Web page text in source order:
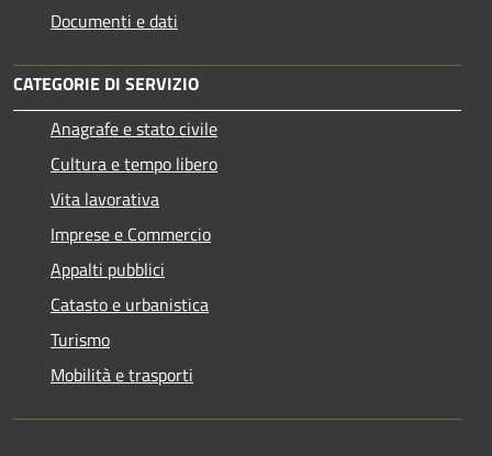
Documenti e dati
CATEGORIE DI SERVIZIO
Anagrafe e stato civile
Cultura e tempo libero
Vita lavorativa
Imprese e Commercio
Appalti pubblici
Catasto e urbanistica
Turismo
Mobilità e trasporti